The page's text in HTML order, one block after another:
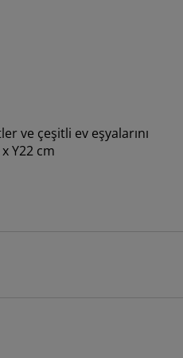
ve çeşitli ev eşyalarını
Y22 cm